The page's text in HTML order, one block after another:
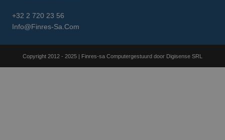
+32 2 720 23 56
Info@finres-Sa.com
Copyright 2012 - 2025 | Finres-sa Computergestuurd door Digisense SRL